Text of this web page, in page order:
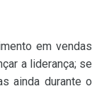
em vendas
a liderança; se
ainda durante o